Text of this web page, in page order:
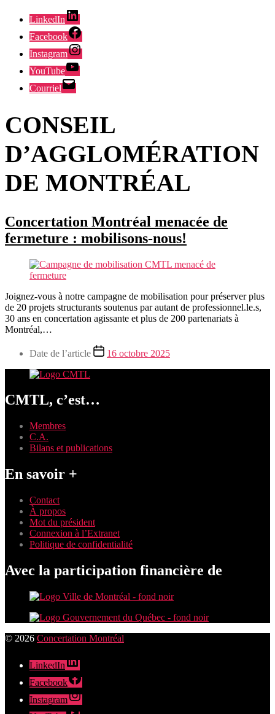
LinkedIn
Facebook
Instagram
YouTube
Courriel
CONSEIL
D’AGGLOMÉRATION
DE MONTRÉAL
Concertation Montréal menacée de
fermeture : mobilisons-nous!
Joignez-vous à notre campagne de mobilisation pour préserver plus
de 20 projets structurants soutenus par autant de professionnel.le.s,
30 ans en concertation agissante et plus de 200 partenariats à
Montréal,…
Date de l’article 16 octobre 2025
CMTL, c’est…
Membres
C.A.
Bilans et publications
En savoir +
Contact
À propos
Mot du président
Connexion à l’Extranet
Politique de confidentialité
Avec la participation financière de
© 2026 Concertation Montréal
LinkedIn
Facebook
Instagram